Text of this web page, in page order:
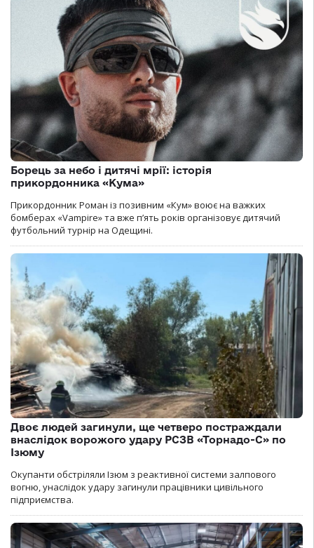
Борець за небо і дитячі мрії: історія
прикордонника «Кума»
Прикордонник Роман із позивним «Кум» воює на важких
бомберах «Vampire» та вже п’ять років організовує дитячий
футбольний турнір на Одещині.
Двоє людей загинули, ще четверо постраждали
внаслідок ворожого удару РСЗВ «Торнадо-С» по
Ізюму
Окупанти обстріляли Ізюм з реактивної системи залпового
вогню, унаслідок удару загинули працівники цивільного
підприємства.